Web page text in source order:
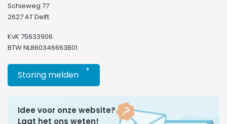
Schieweg 77
2627 AT Delft
KvK 75633906
BTW NL860346663B01
Storing melden *
Idee voor onze website?
Laat het ons weten!